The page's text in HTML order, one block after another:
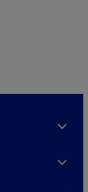
Expand
Expand